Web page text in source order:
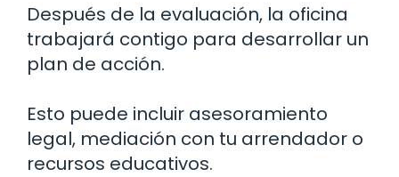
Después de la evaluación, la oficina
trabajará contigo para desarrollar un
plan de acción.
Esto puede incluir asesoramiento
legal, mediación con tu arrendador o
recursos educativos.